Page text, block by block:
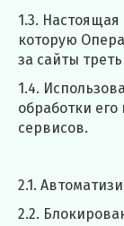
1.3.
которую
за сайты
1.4.
обработки
сервисов.
2.1.
2.2.